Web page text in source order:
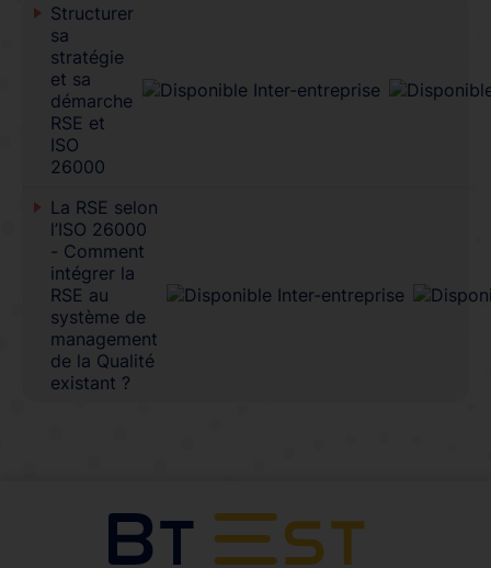
Structurer
sa
stratégie
et sa
démarche
RSE et
ISO
26000
La RSE selon
l’ISO 26000
- Comment
intégrer la
RSE au
système de
management
de la Qualité
existant ?